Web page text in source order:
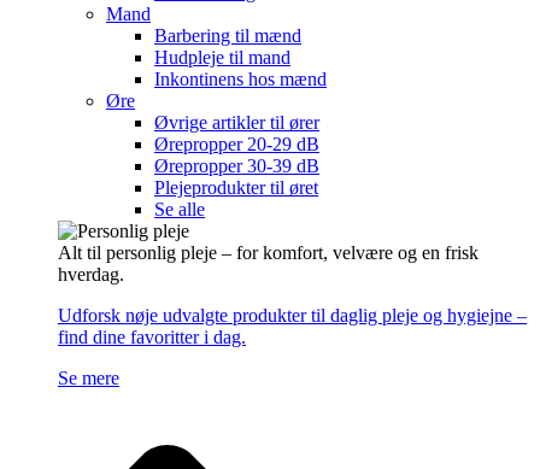
Mand
Barbering til mænd
Hudpleje til mand
Inkontinens hos mænd
Øre
Øvrige artikler til ører
Ørepropper 20-29 dB
Ørepropper 30-39 dB
Plejeprodukter til øret
Se alle
Alt til personlig pleje – for komfort, velvære og en frisk
hverdag.
Udforsk nøje udvalgte produkter til daglig pleje og hygiejne –
find dine favoritter i dag.
Se mere